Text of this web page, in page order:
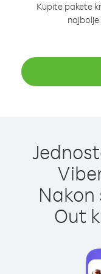
Kupite pakete
Out